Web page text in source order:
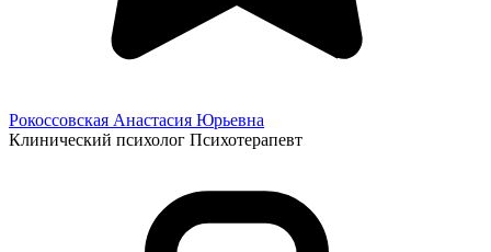
Рокоссовская Анастасия Юрьевна
Клинический психолог Психотерапевт